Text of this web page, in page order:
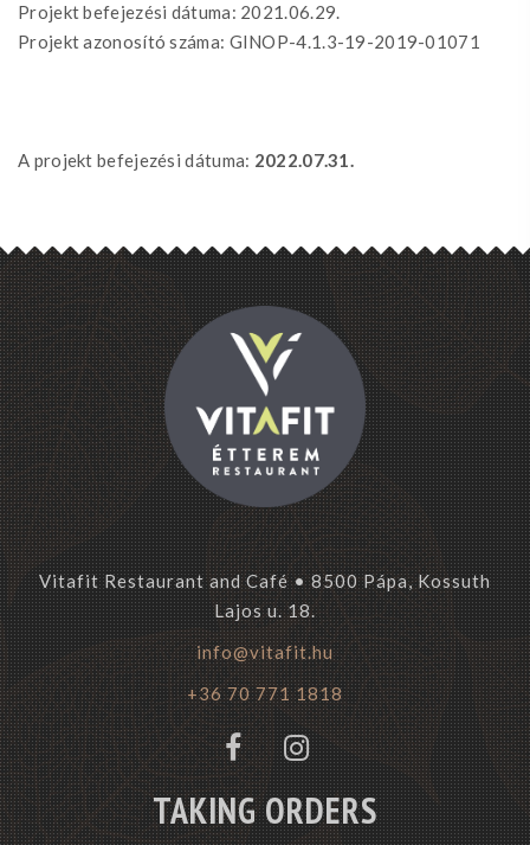
Projekt befejezési dátuma: 2021.06.29.
Projekt azonosító száma: GINOP-4.1.3-19-2019-01071
A projekt befejezési dátuma: 2022.07.31.
Vitafit Restaurant and Café • 8500 Pápa, Kossuth
Lajos u. 18.
info@vitafit.hu
+36 70 771 1818
TAKING ORDERS